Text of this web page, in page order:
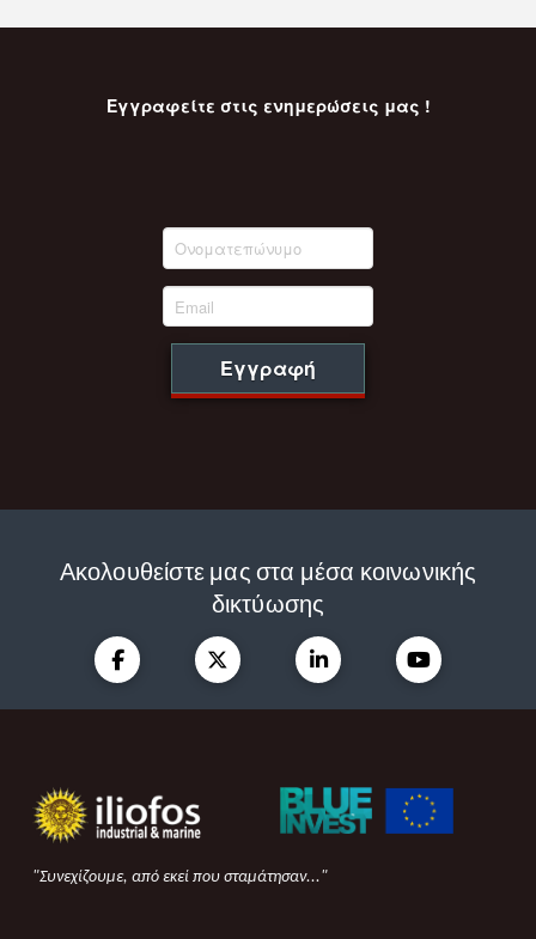
Εγγραφείτε στις ενημερώσεις μας !
Εγγραφή
Ακολουθείστε μας στα μέσα κοινωνικής
δικτύωσης
"Συνεχίζουμε, από εκεί που σταμάτησαν..."